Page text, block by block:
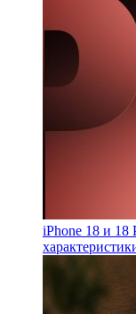
iPhone 18 и 18